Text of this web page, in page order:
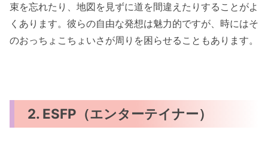
束を忘れたり、地図を見ずに道を間違えたりすることがよ
くあります。彼らの自由な発想は魅力的ですが、時にはそ
のおっちょこちょいさが周りを困らせることもあります。
2. ESFP（エンターテイナー）